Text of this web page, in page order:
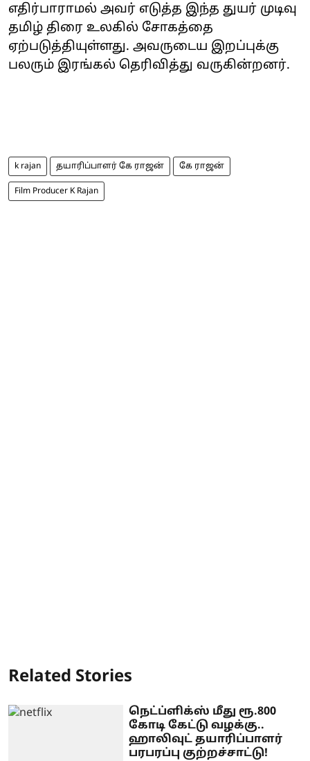
எதிர்பாராமல் அவர் எடுத்த இந்த துயர் முடிவு
தமிழ் திரை உலகில் சோகத்தை
ஏற்படுத்தியுள்ளது. அவருடைய இறப்புக்கு
பலரும் இரங்கல் தெரிவித்து வருகின்றனர்.
k rajan தயாரிப்பாளர் கே ராஜன் கே ராஜன்
Film Producer K Rajan
Related Stories
நெட்ப்ளிக்ஸ் மீது ரூ.800
கோடி கேட்டு வழக்கு..
ஹாலிவுட் தயாரிப்பாளர்
பரபரப்பு குற்றச்சாட்டு!